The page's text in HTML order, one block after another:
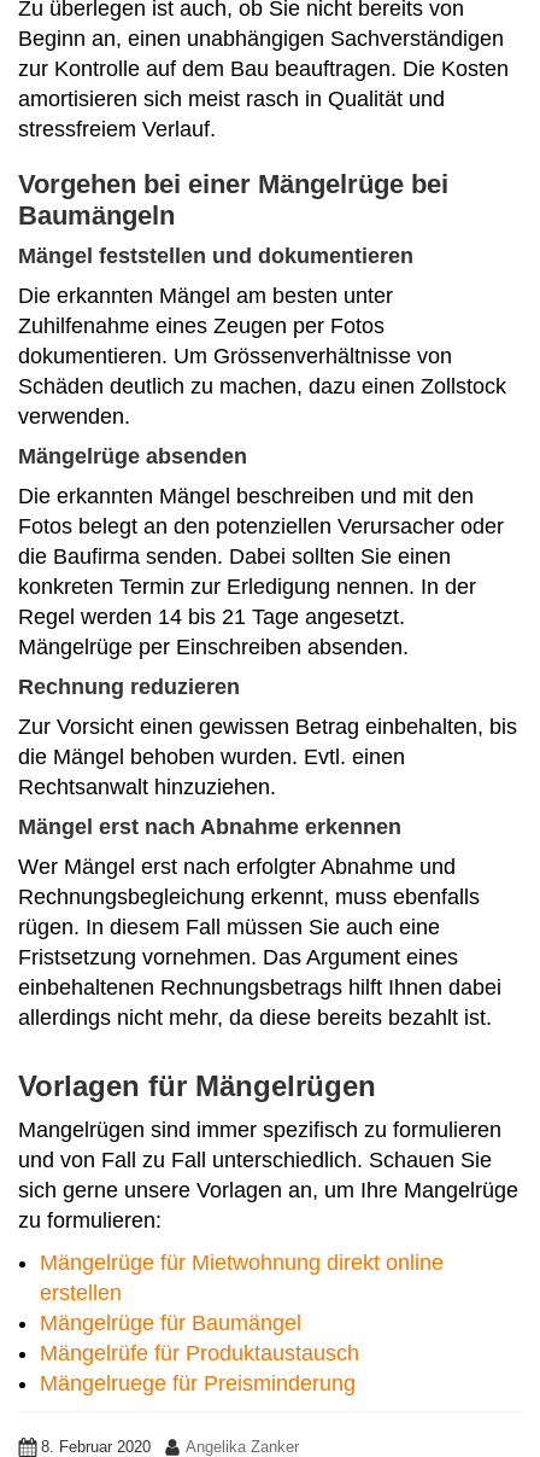
Zu überlegen ist auch, ob Sie nicht bereits von
Beginn an, einen unabhängigen Sachverständigen
zur Kontrolle auf dem Bau beauftragen. Die Kosten
amortisieren sich meist rasch in Qualität und
stressfreiem Verlauf.
Vorgehen bei einer Mängelrüge bei
Baumängeln
Mängel feststellen und dokumentieren
Die erkannten Mängel am besten unter
Zuhilfenahme eines Zeugen per Fotos
dokumentieren. Um Grössenverhältnisse von
Schäden deutlich zu machen, dazu einen Zollstock
verwenden.
Mängelrüge absenden
Die erkannten Mängel beschreiben und mit den
Fotos belegt an den potenziellen Verursacher oder
die Baufirma senden. Dabei sollten Sie einen
konkreten Termin zur Erledigung nennen. In der
Regel werden 14 bis 21 Tage angesetzt.
Mängelrüge per Einschreiben absenden.
Rechnung reduzieren
Zur Vorsicht einen gewissen Betrag einbehalten, bis
die Mängel behoben wurden. Evtl. einen
Rechtsanwalt hinzuziehen.
Mängel erst nach Abnahme erkennen
Wer Mängel erst nach erfolgter Abnahme und
Rechnungsbegleichung erkennt, muss ebenfalls
rügen. In diesem Fall müssen Sie auch eine
Fristsetzung vornehmen. Das Argument eines
einbehaltenen Rechnungsbetrags hilft Ihnen dabei
allerdings nicht mehr, da diese bereits bezahlt ist.
Vorlagen für Mängelrügen
Mangelrügen sind immer spezifisch zu formulieren
und von Fall zu Fall unterschiedlich. Schauen Sie
sich gerne unsere Vorlagen an, um Ihre Mangelrüge
zu formulieren:
Mängelrüge für Mietwohnung direkt online
erstellen
Mängelrüge für Baumängel
Mängelrüfe für Produktaustausch
Mängelruege für Preisminderung
8. Februar 2020 Angelika Zanker